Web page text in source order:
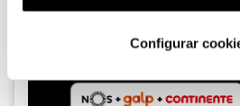
utilização dos cookies clicando
Configurar